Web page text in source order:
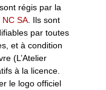
régis par la
SA . Ils sont
par toutes
et à condition
(L’Atelier
à la licence.
le logo officiel